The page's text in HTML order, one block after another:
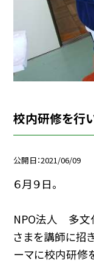
校内研修を行
公開日 2021/06/09
６月９日。
NPO法人 多文
さまを講師に招
ーマに校内研修